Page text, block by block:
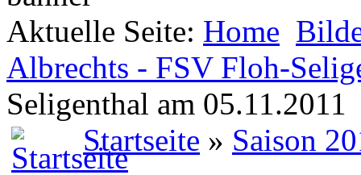
Aktuelle Seite: Home
Albrechts - FSV Floh-
Seligenthal am 05.11.2011
Startseite » Saison